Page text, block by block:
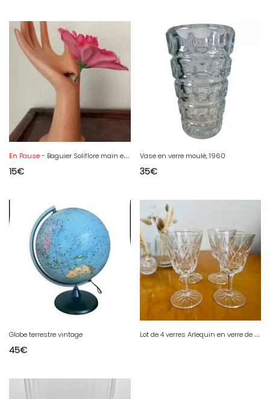
En Pause- Baguier Soliflore main en céramique
15€
Vase en verre moulé, 1960
35€
Globe terrestre vintage
45€
L
ot de 4 verres Arlequin en verre de cristal de Reims 1950